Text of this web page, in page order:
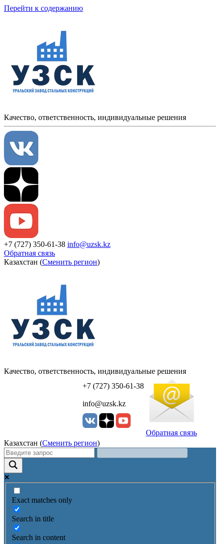
Перейти к содержанию
Качество, ответственность, индивидуальные решения
+7 (727) 350-61-38 info@uzsk.kz
Обратная связь
Казахстан (Сменить регион)
УЗСК Казахстан
Качество, ответственность, индивидуальные решения
+7 (727) 350-61-38
info@uzsk.kz
Обратная связь
Казахстан (Сменить регион)
Exact matches only
Search in title
Search in content